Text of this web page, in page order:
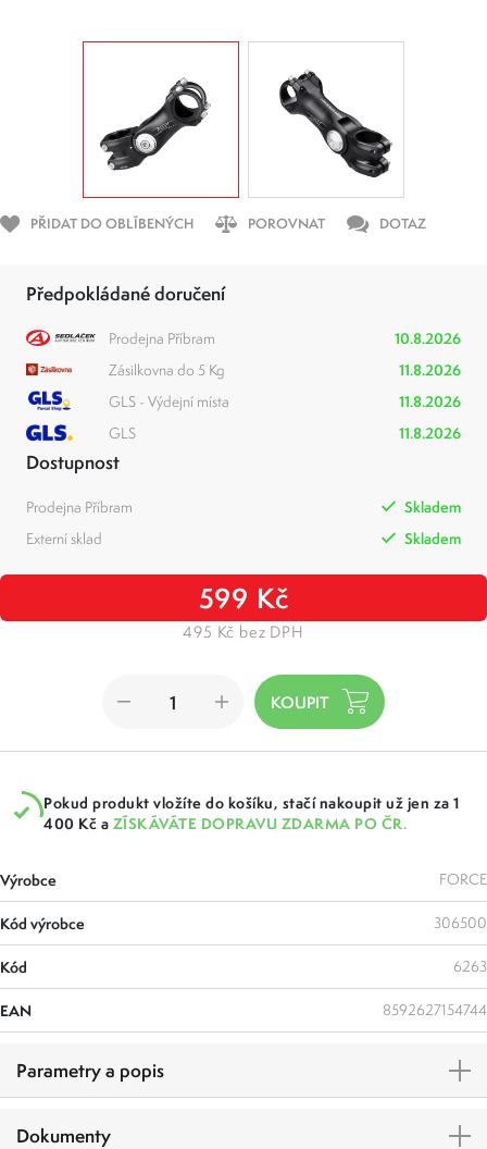
PŘIDAT DO OBLÍBENÝCH POROVNAT DOTAZ
Předpokládané doručení
Prodejna Příbram
10.8.2026
Zásilkovna do 5 Kg
11.8.2026
GLS - Výdejní místa
11.8.2026
GLS
11.8.2026
Dostupnost
Prodejna Příbram
Skladem
Externí sklad
Skladem
599 Kč
495 Kč bez DPH
Pokud produkt vložíte do košíku, stačí nakoupit už jen za 1
400 Kč a ZÍSKÁVÁTE DOPRAVU ZDARMA PO ČR.
Výrobce FORCE
Kód výrobce 306500
Kód 6263
EAN 8592627154744
Parametry a popis
Dokumenty